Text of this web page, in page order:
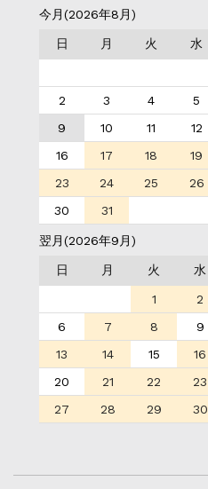
今月(2026年8月)
日 月 火 水
2
3 4 5
9
10 11 12
16
17 18 19
23
24 25 26
30
31
翌月(2026年9月)
日 月 火 水
1 2
6
7 8 9
13
14 15 16
20
21 22 23
27
28 29 30